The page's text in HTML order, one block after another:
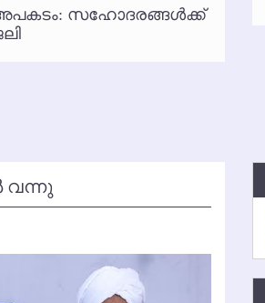
പിരിവ് : പരാതി തള്ളി
അപകടം: സഹോദരങ്ങള്‍ക്ക്
വന്നു